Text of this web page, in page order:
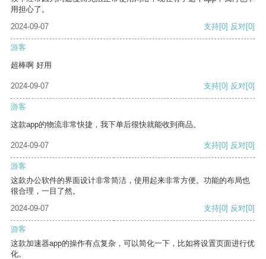
用担心了。
2024-09-07
支持[0] 反对[0]
游客
超棒啊 好用
2024-09-07 支持[0] 反对[0]
游客
这款app的物流非常快捷，我下单后很快就能收到商品。
2024-09-07 支持[0] 反对[0]
游客
这款办公软件的界面设计非常简洁，使用起来非常方便。功能的布局也
很合理，一目了然。
2024-09-07
支持[0] 反对[0]
游客
这款加速器app的操作有点复杂，可以简化一下，比如将设置页面进行优
化。